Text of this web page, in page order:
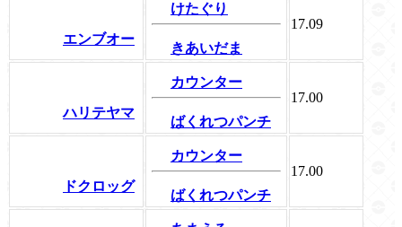
エンブオー
けたぐり
きあいだま
17.09
ハリテヤマ
カウンター
ばくれつパンチ
17.00
ドクロッグ
カウンター
ばくれつパンチ
17.00